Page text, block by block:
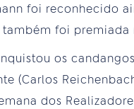
foi reconhecido
foi premiada
os
(Carlos
dos